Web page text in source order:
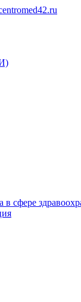
в сфере